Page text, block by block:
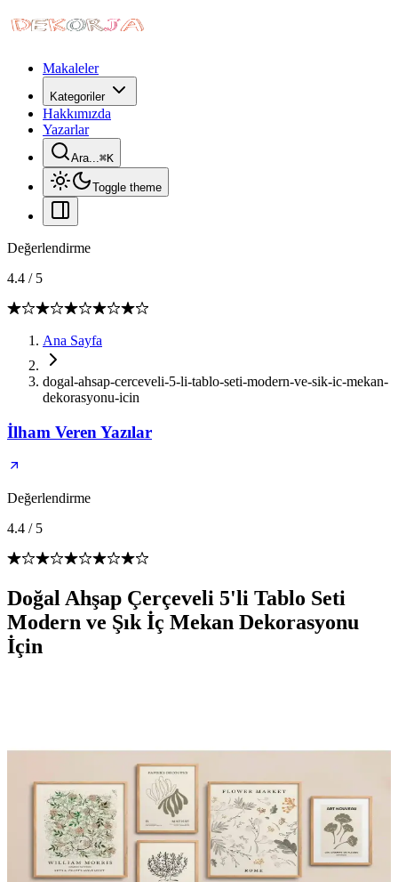
Makaleler
Kategoriler
Hakkımızda
Yazarlar
Ara...⌘K
Toggle theme
Değerlendirme
4.4 / 5
Ana Sayfa
dogal-ahsap-cerceveli-5-li-tablo-seti-modern-ve-sik-ic-mekan-
dekorasyonu-icin
İlham Veren Yazılar
Değerlendirme
4.4 / 5
Doğal Ahşap Çerçeveli 5'li Tablo Seti
Modern ve Şık İç Mekan Dekorasyonu
İçin